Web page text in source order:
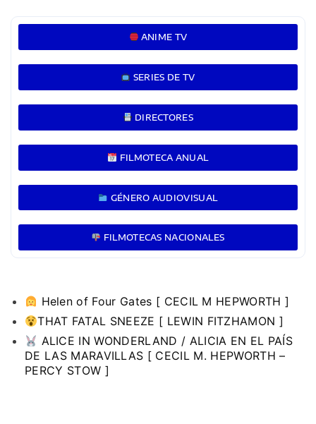
ANIME TV
SERIES DE TV
DIRECTORES
FILMOTECA ANUAL
GÉNERO AUDIOVISUAL
FILMOTECAS NACIONALES
Helen of Four Gates [ CECIL M HEPWORTH ]
THAT FATAL SNEEZE [ LEWIN FITZHAMON ]
ALICE IN WONDERLAND / ALICIA EN EL PAÍS
DE LAS MARAVILLAS [ CECIL M. HEPWORTH –
PERCY STOW ]